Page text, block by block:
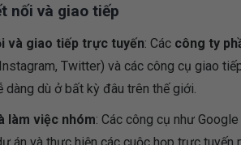
nối và giao tiếp
và giao tiếp trực tuyến: Các công ty
Twitter) và các công cụ giao
dàng dù ở bất kỳ đâu trên thế giới.
làm việc nhóm: Các công cụ như